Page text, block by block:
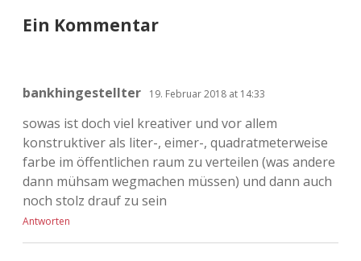
Ein Kommentar
bankhingestellter 19. Februar 2018 at 14:33
sowas ist doch viel kreativer und vor allem
konstruktiver als liter-, eimer-, quadratmeterweise
farbe im öffentlichen raum zu verteilen (was andere
dann mühsam wegmachen müssen) und dann auch
noch stolz drauf zu sein
Antworten